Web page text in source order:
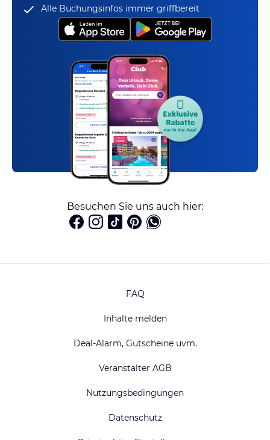
Alle Buchungsinfos immer griffbereit
Besuchen Sie uns auch hier:
FAQ
Inhalte melden
Deal-Alarm, Gutscheine uvm.
Veranstalter AGB
Nutzungsbedingungen
Datenschutz